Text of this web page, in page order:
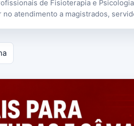
de Fisioterapia e Psicologia
no atendimento a magistrados,